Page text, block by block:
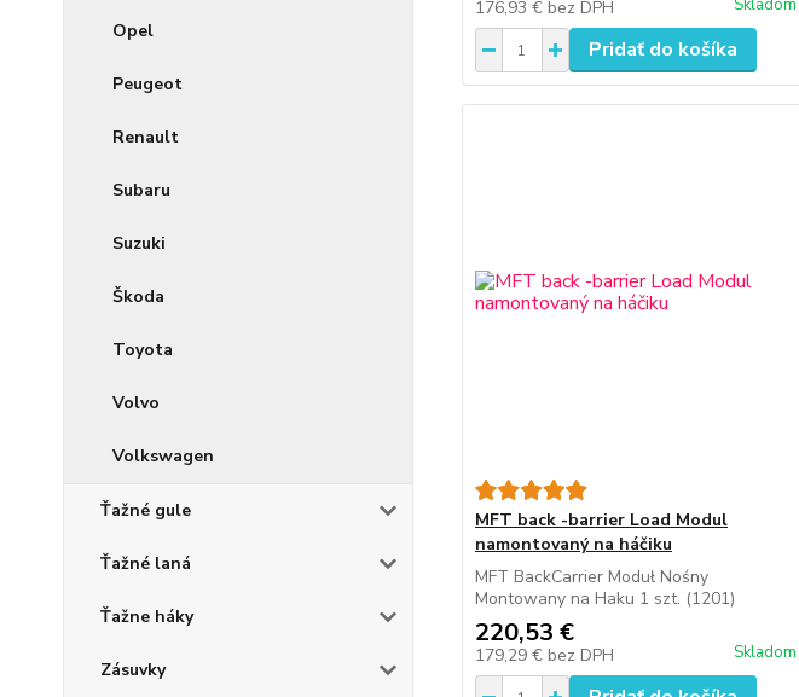
Opel
Peugeot
Renault
Subaru
Suzuki
Škoda
Toyota
Volvo
Volkswagen
Ťažné gule
Ťažné laná
Ťažne háky
Zásuvky
176,93 € bez DPH Skladom
Pridať do košíka
MFT back -barrier Load Modul
namontovaný na háčiku
MFT BackCarrier Moduł Nośny
Montowany na Haku 1 szt. (1201)
220,53 €
179,29 € bez DPH Skladom